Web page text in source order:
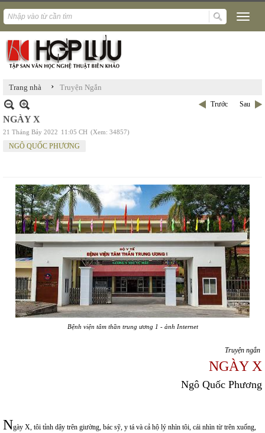
Trang nhà › Truyện Ngắn
Trước Sau
NGÀY X
21 Tháng Bảy 2022 11:05 CH (Xem: 34857)
NGÔ QUỐC PHƯƠNG
Bệnh viện tâm thần trung ương 1 - ảnh Internet
Truyện ngắn
NGÀY X
Ngô Quốc Phương
Ngày X, tôi tỉnh dậy trên giường, bác sỹ, y tá và cả hộ lý nhìn tôi, cái nhìn từ trên xuống,